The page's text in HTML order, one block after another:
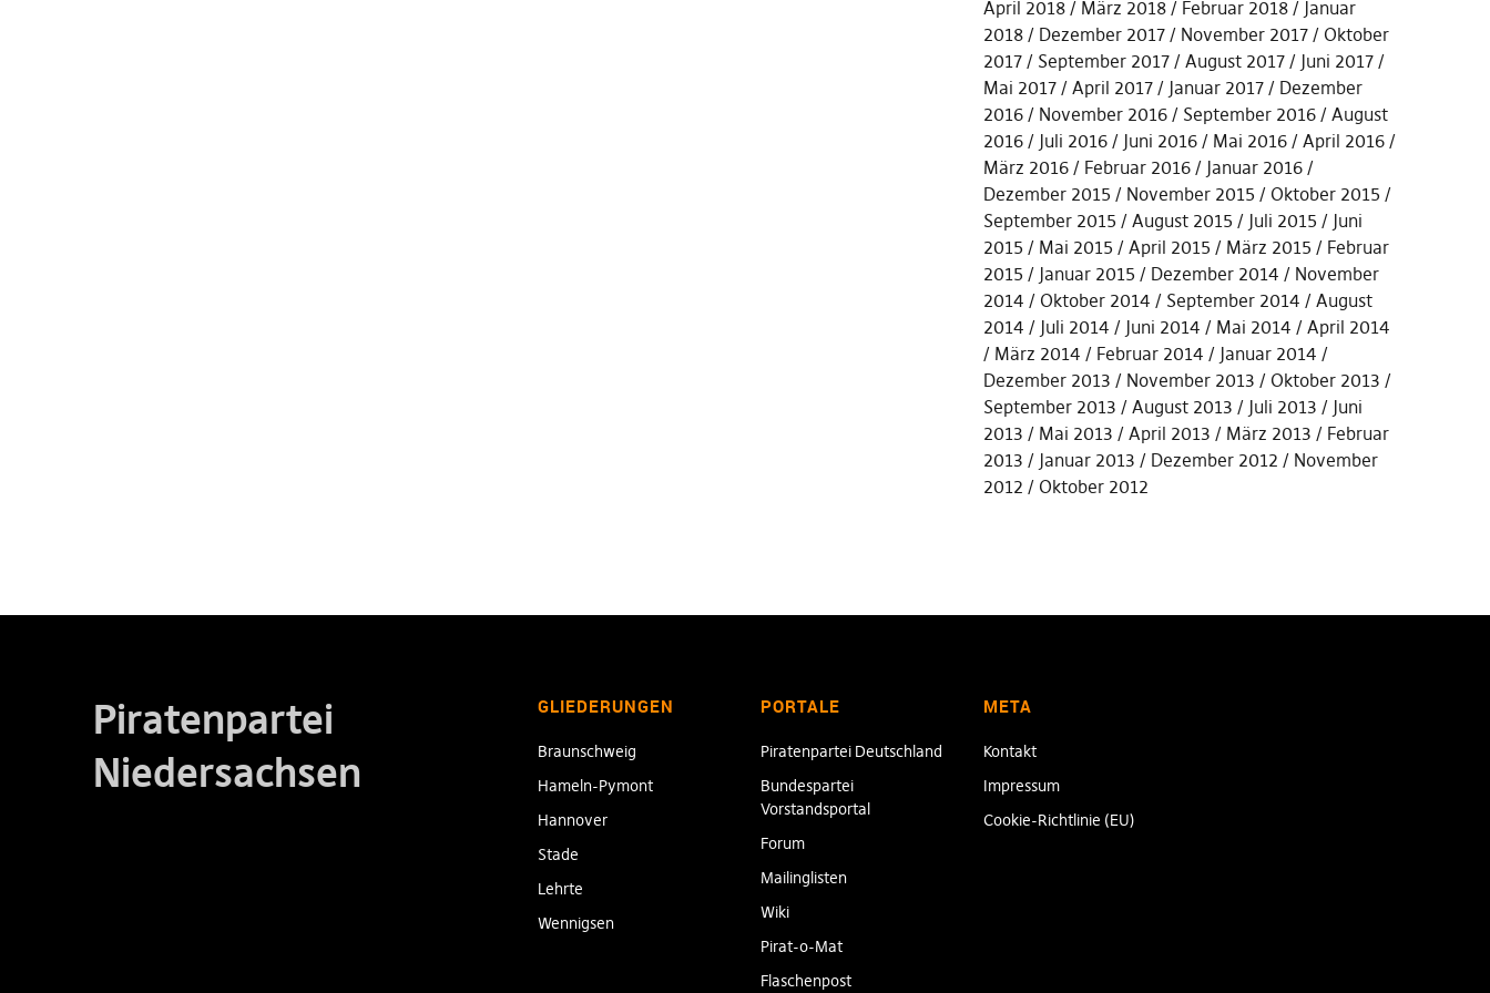
April 2018
März 2018 Februar 2018
Januar
2018
Dezember 2017 November 2017
Oktober
2017
September 2017 August 2017
Juni 2017
Mai 2017
April 2017 Januar 2017
Dezember
2016
November 2016 September 2016
August
2016
Juli 2016 Juni 2016 Mai 2016
April 2016
März 2016
Februar 2016
Januar 2016
Dezember 2015
November 2015
Oktober 2015
September 2015
August 2015 Juli 2015
Juni
2015
Mai 2015 April 2015 März 2015
Februar
2015
Januar 2015 Dezember 2014
November
2014
Oktober 2014 September 2014
August
2014
Juli 2014 Juni 2014 Mai 2014
April 2014
März 2014
Februar 2014
Januar 2014
Dezember 2013
November 2013
Oktober 2013
September 2013
August 2013 Juli 2013
Juni
2013
Mai 2013 April 2013 März 2013
Februar
2013
Januar 2013 Dezember 2012
November
2012
Oktober 2012
Piratenpartei
Niedersachsen
GLIEDERUNGEN
Braunschweig
Hameln-Pymont
Hannover
Stade
Lehrte
Wennigsen
PORTALE
Piratenpartei Deutschland
Bundespartei
Vorstandsportal
Forum
Mailinglisten
Wiki
Pirat-o-Mat
Flaschenpost
META
Kontakt
Impressum
Cookie-Richtlinie (EU)